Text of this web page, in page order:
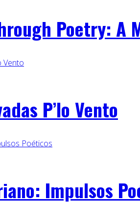
Poetry: A
P’lo Vento
Impulsos